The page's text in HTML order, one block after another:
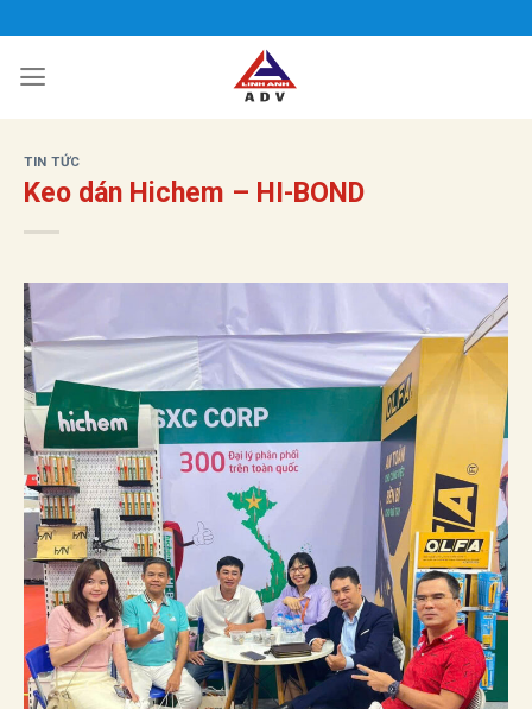
qua
nội
TIN TỨC
Keo dán Hichem – HI-BOND